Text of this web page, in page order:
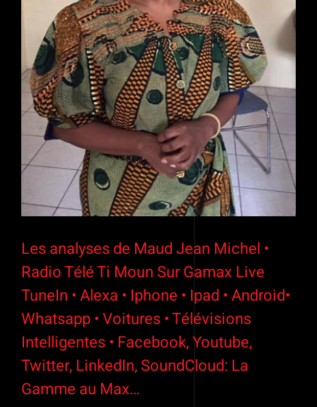
Les analyses de Maud Jean Michel •
Radio Télé Ti Moun Sur Gamax Live
TuneIn • Alexa • Iphone • Ipad • Android•
Whatsapp • Voitures • Télévisions
Intelligentes • Facebook, Youtube,
Twitter, LinkedIn, SoundCloud: La
Gamme au Max…